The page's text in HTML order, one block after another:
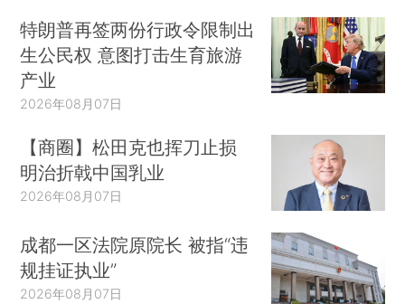
特朗普再签两份行政令限制出
生公民权 意图打击生育旅游
产业
2026年08月07日
【商圈】松田克也挥刀止损
明治折戟中国乳业
2026年08月07日
成都一区法院原院长 被指“违
规挂证执业”
2026年08月07日